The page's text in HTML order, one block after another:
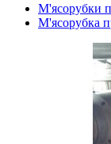
М'ясорубки
М'ясорубка